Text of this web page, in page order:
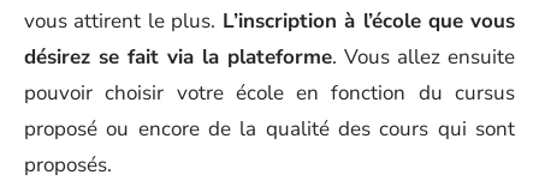
vous attirent le plus. L’inscription à l’école que vous
désirez se fait via la plateforme. Vous allez ensuite
pouvoir choisir votre école en fonction du cursus
proposé ou encore de la qualité des cours qui sont
proposés.